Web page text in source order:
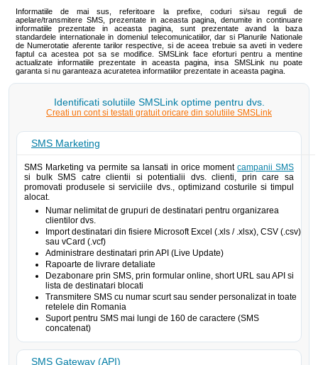
Informatiile de mai sus, referitoare la prefixe, coduri si/sau reguli de
apelare/transmitere SMS, prezentate in aceasta pagina, denumite in continuare
informatiile prezentate in aceasta pagina, sunt prezentate avand la baza
standardele internationale in domeniul telecomunicatiilor, dar si Planurile Nationale
de Numerotatie aferente tarilor respective, si de aceea trebuie sa aveti in vedere
faptul ca acestea pot sa se modifice. SMSLink face eforturi pentru a mentine
actualizate informatiile prezentate in aceasta pagina, insa SMSLink nu poate
garanta si nu garanteaza acuratetea informatiilor prezentate in aceasta pagina.
Identificati solutiile SMSLink optime pentru dvs.
Creati un cont si testati gratuit oricare din solutiile SMSLink
SMS Marketing
SMS Marketing va permite sa lansati in orice moment campanii SMS
si bulk SMS catre clientii si potentialii dvs. clienti, prin care sa
promovati produsele si serviciile dvs., optimizand costurile si timpul
alocat.
Numar nelimitat de grupuri de destinatari pentru organizarea
clientilor dvs.
Import destinatari din fisiere Microsoft Excel (.xls / .xlsx), CSV (.csv)
sau vCard (.vcf)
Administrare destinatari prin API (Live Update)
Rapoarte de livrare detaliate
Dezabonare prin SMS, prin formular online, short URL sau API si
lista de destinatari blocati
Transmitere SMS cu numar scurt sau sender personalizat in toate
retelele din Romania
Suport pentru SMS mai lungi de 160 de caractere (SMS
concatenat)
SMS Gateway (API)